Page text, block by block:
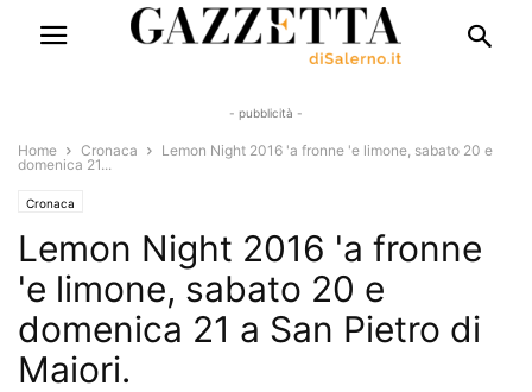
- pubblicità -
Home Cronaca
Lemon Night 2016 'a fronne 'e limone, sabato 20 e
domenica 21...
Cronaca
Lemon Night 2016 'a fronne
'e limone, sabato 20 e
domenica 21 a San Pietro di
Maiori.